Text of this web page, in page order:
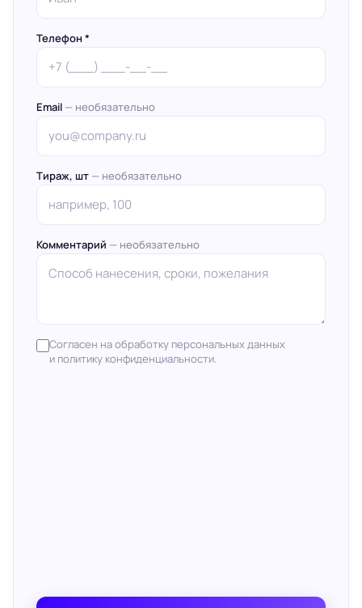
Телефон *
Email — необязательно
Тираж, шт — необязательно
Комментарий — необязательно
Согласен на обработку персональных данных
и политику конфиденциальности.